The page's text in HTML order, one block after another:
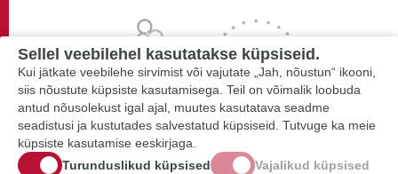
Sellel veebilehel kasutatakse küpsiseid.
Kui jätkate veebilehe sirvimist või vajutate „Jah, nõustun“ ikooni,
siis nõustute küpsiste kasutamisega. Teil on võimalik loobuda
antud nõusolekust igal ajal, muutes kasutatava seadme
seadistusi ja kustutades salvestatud küpsiseid. Tutvuge ka meie
küpsiste kasutamise eeskirjaga.
Turunduslikud küpsised
Vajalikud küpsised